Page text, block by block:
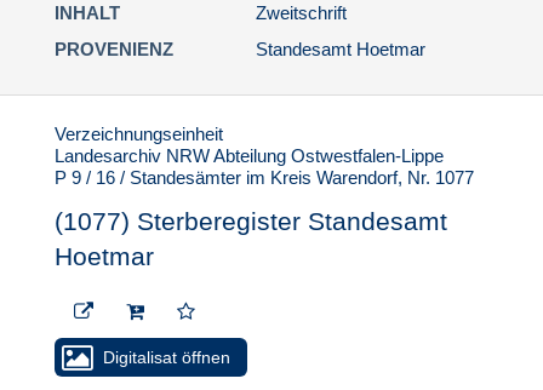
(1085) Sterberegister
Standesamt Hoetmar
(1087) Sterberegister
Standesamt Hoetmar
Standesamt Hoetmar
INHALT
Zweitschrift
PROVENIENZ
Standesamt Hoetmar
Verzeichnungseinheit
Landesarchiv NRW Abteilung Ostwestfalen-Lippe
P 9 / 16 / Standesämter im Kreis Warendorf, Nr. 1077
(1077) Sterberegister Standesamt
Hoetmar
Digitalisat öffnen